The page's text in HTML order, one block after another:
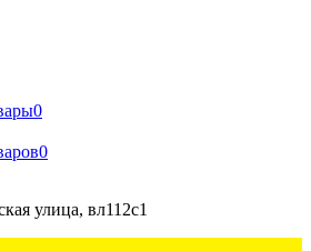
0
0
улица, вл112с1